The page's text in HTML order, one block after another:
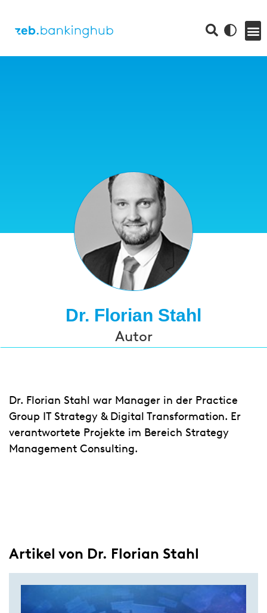
Dr. Florian Stahl
Autor
Dr. Florian Stahl war Manager in der Practice
Group IT Strategy & Digital Transformation. Er
verantwortete Projekte im Bereich Strategy
Management Consulting.
Artikel von Dr. Florian Stahl